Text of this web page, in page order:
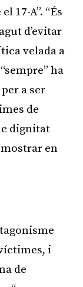
17-A”. “És
d’evitar
velada a
ha
a ser
de
dignitat
en
i
de